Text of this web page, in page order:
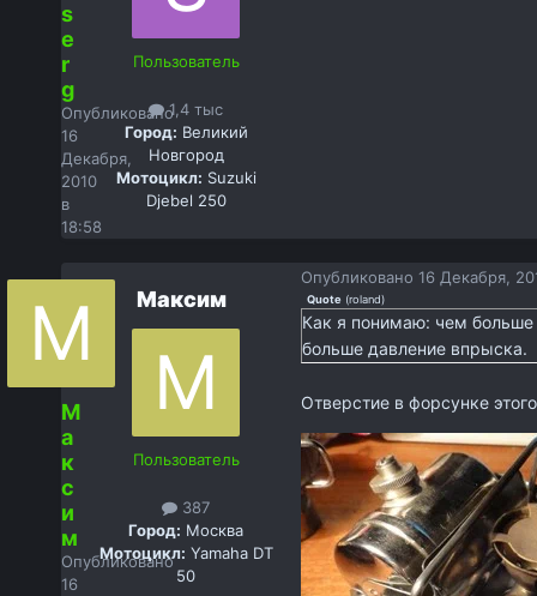
s
e
r
g
Опубликовано
16
Декабря,
2010
в
18:58
Пользователь
1,4 тыс
Город: Великий
Новгород
Мотоцикл: Suzuki
Djebel 250
М
а
к
с
и
м
Опубликовано
16
Максим
Пользователь
387
Город: Москва
Мотоцикл: Yamaha DT
50
Опубликовано16 Декабря,
Quote (roland)
Как я понимаю: чем больше
больше давление впрыска.
Отверстие в форсунке